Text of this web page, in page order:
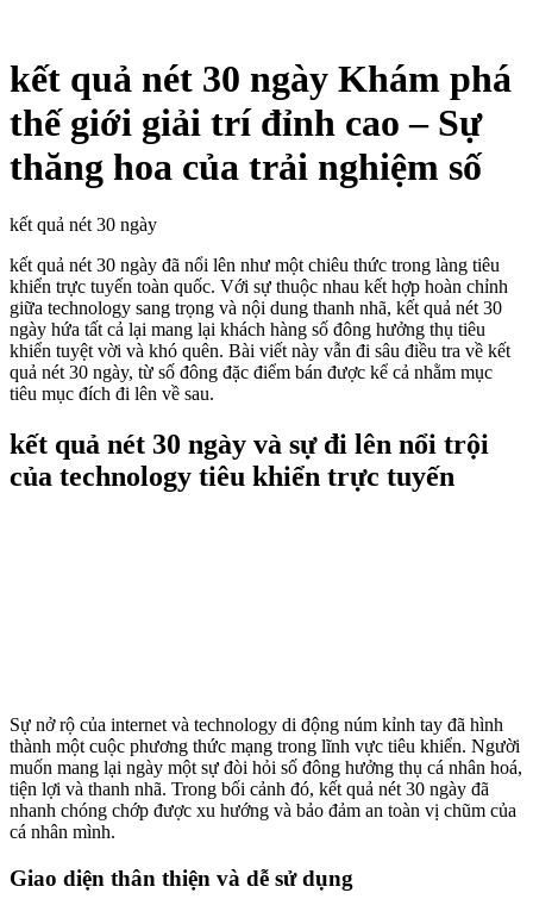
kết quả nét 30 ngày Khám phá
thế giới giải trí đỉnh cao – Sự
thăng hoa của trải nghiệm số
kết quả nét 30 ngày
kết quả nét 30 ngày đã nổi lên như một chiêu thức trong làng tiêu
khiển trực tuyến toàn quốc. Với sự thuộc nhau kết hợp hoàn chỉnh
giữa technology sang trọng và nội dung thanh nhã, kết quả nét 30
ngày hứa tất cả lại mang lại khách hàng số đông hưởng thụ tiêu
khiển tuyệt vời và khó quên. Bài viết này vẫn đi sâu điều tra về kết
quả nét 30 ngày, từ số đông đặc điểm bán được kể cả nhằm mục
tiêu mục đích đi lên về sau.
kết quả nét 30 ngày và sự đi lên nổi trội
của technology tiêu khiển trực tuyến
Sự nở rộ của internet và technology di động núm kỉnh tay đã hình
thành một cuộc phương thức mạng trong lĩnh vực tiêu khiển. Người
muốn mang lại ngày một sự đòi hỏi số đông hưởng thụ cá nhân hoá,
tiện lợi và thanh nhã. Trong bối cảnh đó, kết quả nét 30 ngày đã
nhanh chóng chớp được xu hướng và bảo đảm an toàn vị chũm của
cá nhân mình.
Giao diện thân thiện và dễ sử dụng